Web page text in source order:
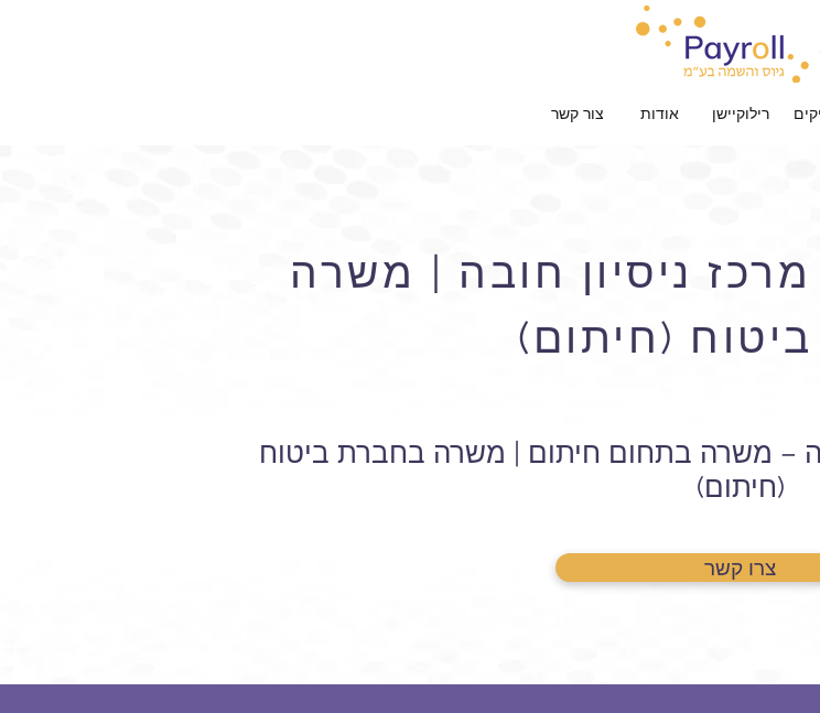
רילוקיישן אודות צור קשר
ניסיון חובה | משרה
(חיתום)
– משרה בתחום חיתום | משרה בחברת ביטוח
(חיתום)
צרו קשר